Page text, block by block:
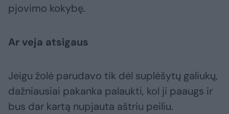
pjovimo kokybę.
Ar veja atsigaus
Jeigu žolė parudavo tik dėl suplėšytų galiukų,
dažniausiai pakanka palaukti, kol ji paaugs ir
bus dar kartą nupjauta aštriu peiliu.